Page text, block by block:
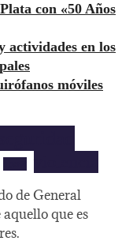
con «50 Años
actividades en los
móviles
de General
que es